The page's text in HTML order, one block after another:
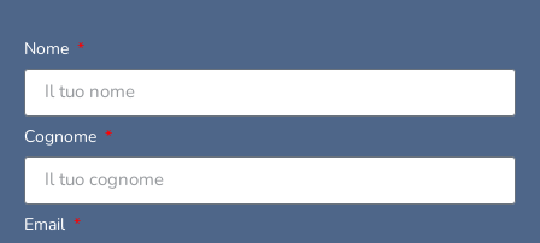
Nome
Cognome
Email